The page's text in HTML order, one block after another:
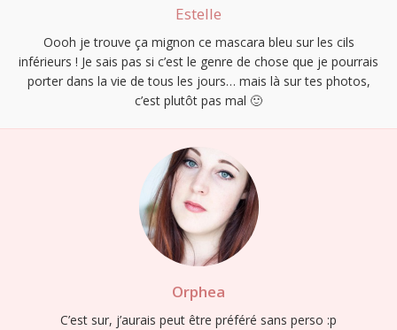
Estelle
Oooh je trouve ça mignon ce mascara bleu sur les cils
inférieurs ! Je sais pas si c’est le genre de chose que je pourrais
porter dans la vie de tous les jours… mais là sur tes photos,
c’est plutôt pas mal 🙂
Orphea
C’est sur, j’aurais peut être préféré sans perso :p